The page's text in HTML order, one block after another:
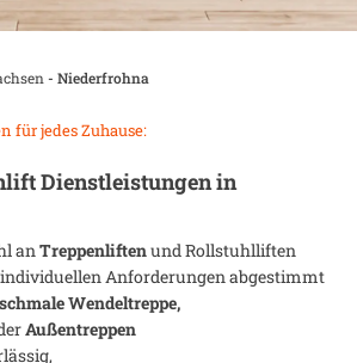
- Niederfrohna
für jedes Zuhause:
Dienstleistungen in
anTreppenliftenund Rollstuhlliften
Anforderungen abgestimmt
schmale Wendeltreppe,
Außentreppen